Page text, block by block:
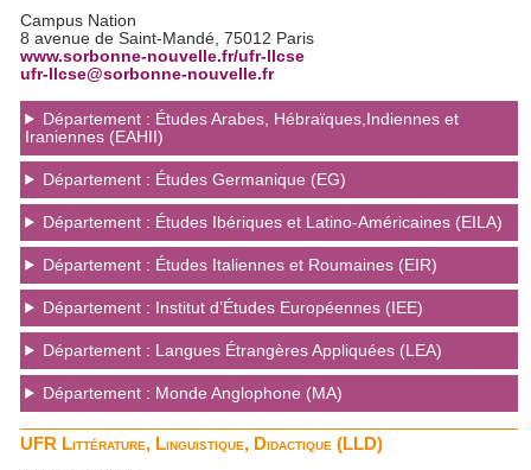
Campus Nation
8 avenue de Saint-Mandé, 75012 Paris
www.sorbonne-nouvelle.fr/ufr-llcse
ufr-llcse@sorbonne-nouvelle.fr
Département : Études Arabes, Hébraïques,Indiennes et
Iraniennes (EAHII)
Département : Études Germanique (EG)
Département : Études Ibériques et Latino-Américaines (EILA)
Département : Études Italiennes et Roumaines (EIR)
Département : Institut d’Études Européennes (IEE)
Département : Langues Étrangères Appliquées (LEA)
Département : Monde Anglophone (MA)
UFR Littérature, Linguistique, Didactique (LLD)